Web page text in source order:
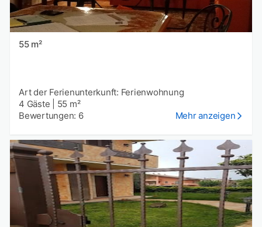
55 m²
Art der Ferienunterkunft: Ferienwohnung
4 Gäste
55 m²
Bewertungen: 6
Mehr anzeigen